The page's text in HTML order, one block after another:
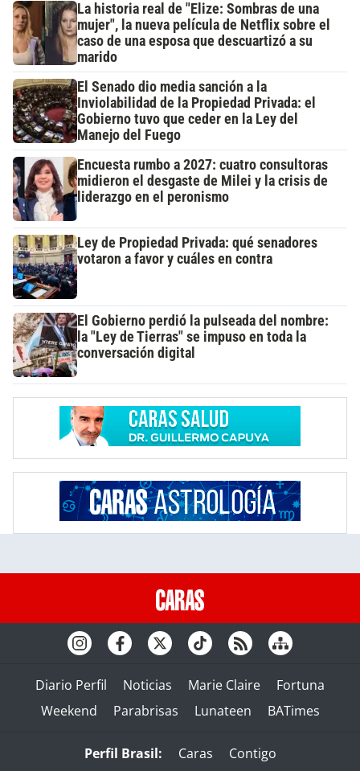
La historia real de "Elize: Sombras de una
mujer", la nueva película de Netflix sobre el
caso de una esposa que descuartizó a su
marido
El Senado dio media sanción a la
Inviolabilidad de la Propiedad Privada: el
Gobierno tuvo que ceder en la Ley del
Manejo del Fuego
Encuesta rumbo a 2027: cuatro consultoras
midieron el desgaste de Milei y la crisis de
liderazgo en el peronismo
Ley de Propiedad Privada: qué senadores
votaron a favor y cuáles en contra
El Gobierno perdió la pulseada del nombre:
la "Ley de Tierras" se impuso en toda la
conversación digital
Diario Perfil Noticias Marie Claire
Fortuna
Weekend
Parabrisas Lunateen BATimes
Perfil Brasil: Caras
Contigo